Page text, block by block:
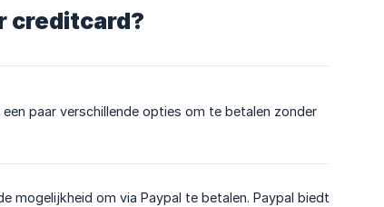
creditcard?
paar verschillende opties om te betalen zonder
mogelijkheid om via Paypal te betalen. Paypal biedt